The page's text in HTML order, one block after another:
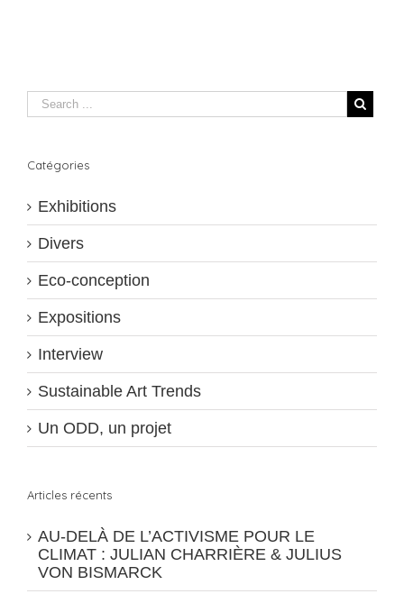
Catégories
Exhibitions
Divers
Eco-conception
Expositions
Interview
Sustainable Art Trends
Un ODD, un projet
Articles récents
AU-DELÀ DE L’ACTIVISME POUR LE
CLIMAT : JULIAN CHARRIÈRE & JULIUS
VON BISMARCK